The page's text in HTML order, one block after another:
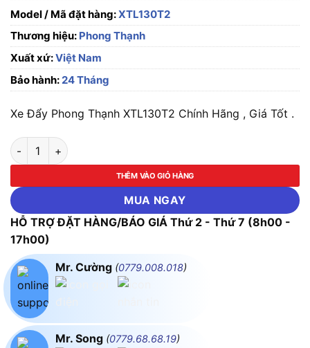
Model / Mã đặt hàng:XTL130T2
Thương hiệu: Phong Thạnh
Xuất xứ:Việt Nam
Bảo hành:24 Tháng
Xe Đẩy Phong Thạnh XTL130T2 Chính Hãng , Giá Tốt .
Xe Đẩy Phong Thạnh XTL130T2 số lượng
THÊM VÀO GIỎ HÀNG
MUA NGAY
HỖ TRỢ ĐẶT HÀNG/BÁO GIÁ Thứ 2 - Thứ 7 (8h00 -
17h00)
Mr. Cường (0779.008.018)
Mr. Song (0779.68.68.19)